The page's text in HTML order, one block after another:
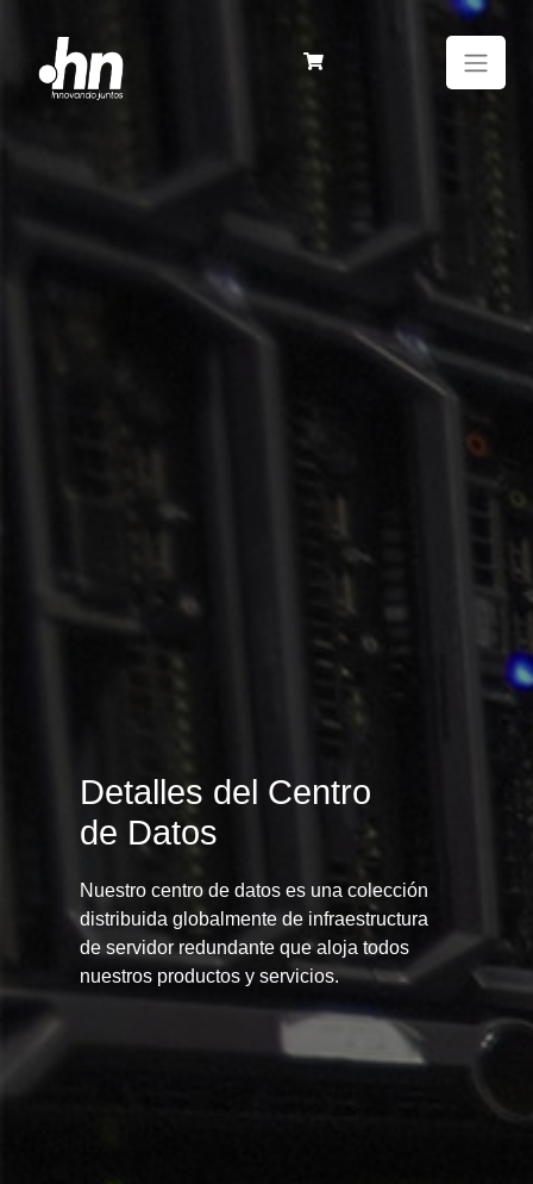
Detalles del Centro
de Datos
Nuestro centro de datos es una colección
distribuida globalmente de infraestructura
de servidor redundante que aloja todos
nuestros productos y servicios.